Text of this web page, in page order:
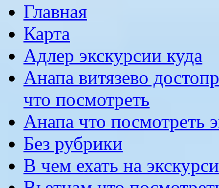
Главная
Карта
Адлер экскурсии куда
Анапа витязево
что посмотреть
Анапа что посмотреть
Без рубрики
В чем ехать на